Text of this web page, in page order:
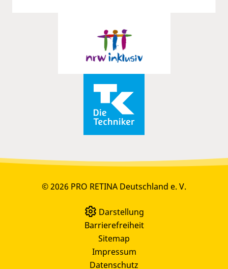
© 2026 PRO RETINA Deutschland e. V.
Darstellung
Barrierefreiheit
Sitemap
Impressum
Datenschutz